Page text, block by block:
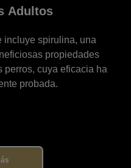
de 7 años
de cadena media (MCT)
de aceites botánicos que
de energía para el
más años. Esta dieta diaria
Ver más